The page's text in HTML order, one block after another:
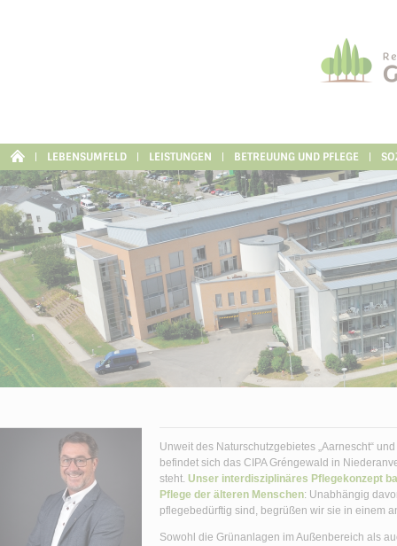
LEBENSUMFELD LEISTUNGEN BETREUUNG UND PFLEGE
Unweit des Naturschutzgebietes „Aarnescht“
befindet sich das CIPA Gréngewald in
steht. Unser interdisziplinäres Pflegekonzept
Pflege der älteren Menschen: Unabhängig
pflegebedürftig sind, begrüßen wir sie in einem
Sowohl die Grünanlagen im Außenbereich als